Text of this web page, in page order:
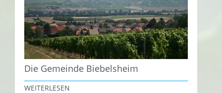
Die Gemeinde Biebelsheim
WEITERLESEN